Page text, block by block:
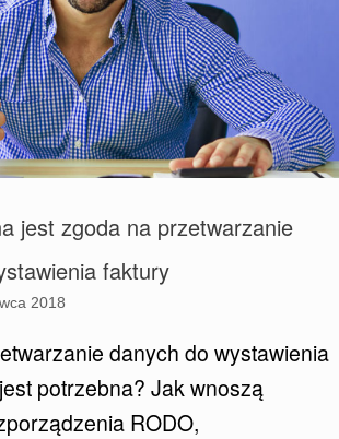
jest zgoda na przetwarzanie
faktury
2018
danych do wystawienia
potrzebna? Jak wnoszą
RODO,